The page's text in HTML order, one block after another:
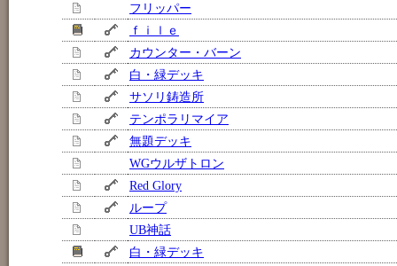
フリッパー
ｆｉｌｅ
カウンター・バーン
白・緑デッキ
サソリ鋳造所
テンポラリマイア
無題デッキ
WGウルザトロン
Red Glory
ループ
UB神話
白・緑デッキ